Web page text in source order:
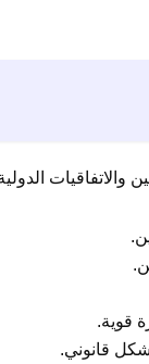
والاتفاقيات
قوية.
قانوني.